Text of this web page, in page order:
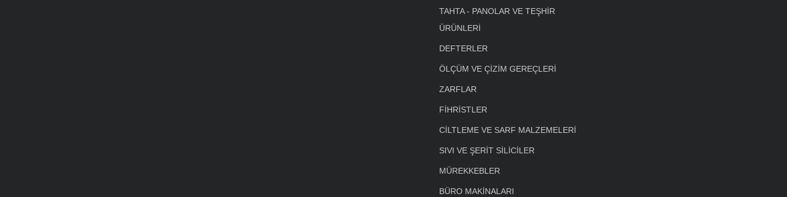
TAHTA - PANOLAR VE TEŞHİR
ÜRÜNLERİ
DEFTERLER
ÖLÇÜM VE ÇİZİM GEREÇLERİ
ZARFLAR
FİHRİSTLER
CİLTLEME VE SARF MALZEMELERİ
SIVI VE ŞERİT SİLİCİLER
MÜREKKEBLER
BÜRO MAKİNALARI